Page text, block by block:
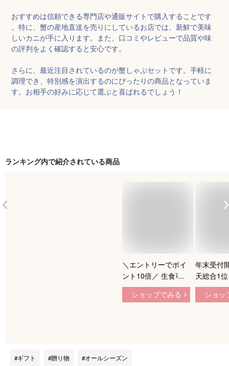
おすすめは信頼できる専門店や通販サイトで購入することです
。特に、蟹の産地直送を売りにしているお店では、新鮮で美味
しいカニが手に入ります。また、口コミやレビューで品質や味
の評判をよく確認すると安心です。
さらに、最近注目されているのが蟹しゃぶセットです。手軽に
調理でき、特別感を演出するのにぴったりの商品となっていま
す。お相手の好みに応じて選ぶと喜ばれるでしょう！
ランキング内で紹介されている商品
＼エントリーでポイ
ント10倍／ 生食可
生 ずわいがに 棒肉
ポーション 蟹 フル
料無料
ショップでみる
年末受付
天総合1
ラバ蟹
独自のワ
ショッ
ギフト 贈り物 オールシーズン